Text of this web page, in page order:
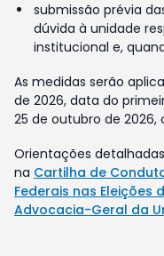
submissão prévia
dúvida à unidade
institucional e,
As medidas serão
de 2026, data do
25 de outubro de 2026,
Orientações
na Cartilha de
Federais nas Eleições
Advocacia-Geral da